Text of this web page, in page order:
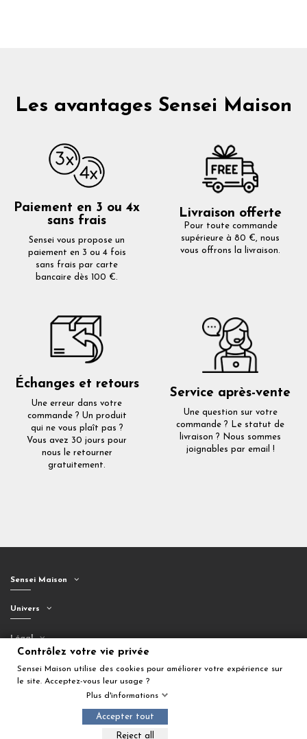
Les avantages Sensei Maison
Paiement en 3 ou 4x
sans frais
Sensei vous propose un
paiement en 3 ou 4 fois
sans frais par carte
bancaire dès 100 €.
Livraison offerte
Pour toute commande
supérieure à 80 €, nous
vous offrons la livraison.
Échanges et retours
Une erreur dans votre
commande ? Un produit
qui ne vous plaît pas ?
Vous avez 30 jours pour
nous le retourner
gratuitement.
Service après-vente
Une question sur votre
commande ? Le statut de
livraison ? Nous sommes
joignables par email !
Sensei Maison
Univers
Légal
Suivez-nous
Contrôlez votre vie privée
Sensei Maison utilise des cookies pour améliorer votre expérience sur
le site. Acceptez-vous leur usage ?
Plus d'informations
Accepter tout
Reject all